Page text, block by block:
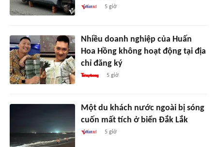
5 giờ
Nhiều doanh nghiệp của Huấn
Hoa Hồng không hoạt động tại địa
chỉ đăng ký
5 giờ
Một du khách nước ngoài bị sóng
cuốn mất tích ở biển Đắk Lắk
5 giờ